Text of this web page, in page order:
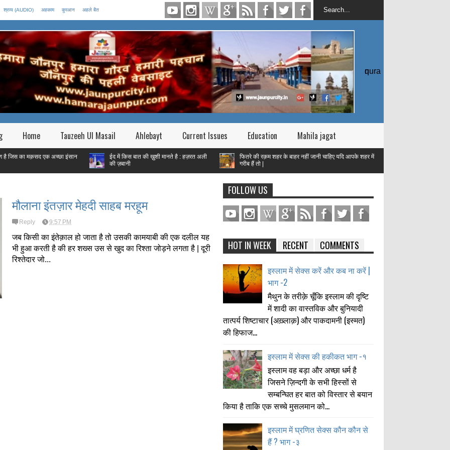
श्रव्य (AUDIO) अहकाम कुरआन अहले बैत
quran
Home Tauzeeh Ul Masail Ahlebayt Current Issues Education Mahila jagat
मक़सद एक अच्छा इंसान
ईद में किस बात की ख़ुशी मानते है : हज़रत अली
की ज़बानी
फितरे की रक़म शहर के बाहर नहीं जानी चाहिए यदि आपके शहर में
गरीब हैं तो |
तक़वा
मौलाना इंतज़ार मेहदी साहब मरहूम
Reply 9:57 PM
जब किसी का इंतेक़ाल हो जाता है तो उसकी कामयाबी की एक दलील यह
भी हुआ करती है की हर शख्स उस से खुद का रिश्ता जोड़ने लगता है | दूरी
रिश्तेदार जो...
FOLLOW US
HOT IN WEEK RECENT COMMENTS
इस्लाम में सेक्स करें और कब ना करें |
भाग -2
मैथुन के तरीक़े चूँकि इस्लाम की दृष्टि
में शादी का वास्तविक और बुनियादी
तात्पर्य शिष्टाचार (अख़्लाक़) और पाकदामनी (इस्मत)
की हिफाज...
इस्लाम में सेक्स की हकीकत भाग -१
इस्लाम वह बड़ा और अच्छा धर्म है
जिसने ज़िन्दगी के सभी हिस्सों से
सम्बन्घित हर बात को विस्तार से बयान
किया है ताकि एक सच्चे मुसलमान को...
इस्लाम में घ्रणित सेक्स कौन कौन से
हैं ? भाग -३